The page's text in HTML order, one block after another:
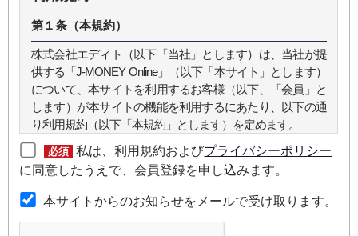
第１条（本規約）
株式会社エディト（以下「当社」とします）は、当社が提
供する「J-MONEY Online」（以下「本サイト」とします）
について、本サイトを利用するお客様（以下、「会員」と
します）が本サイトの機能を利用するにあたり、以下の通
り利用規約（以下「本規約」とします）を定めます。
第２条（本規約の範囲）
本規約は本サイトが提供するサービスについて規定したも
のです。
必須 私は、利用規約およびプライバシーポリシー
に同意したうえで、会員登録を申し込みます。
本サイトからのお知らせをメールで受け取ります。